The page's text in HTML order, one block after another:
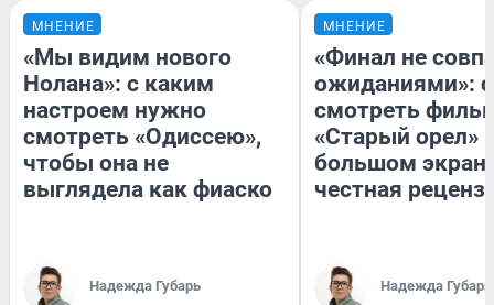
МНЕНИЕ
«Мы видим нового
Нолана»: с каким
настроем нужно
смотреть «Одиссею»,
чтобы она не
выглядела как фиаско
Надежда Губарь
МНЕНИЕ
«Финал не
ожиданиями»:
смотреть
«Старый орел»
большом
честная
Надежда Губарь